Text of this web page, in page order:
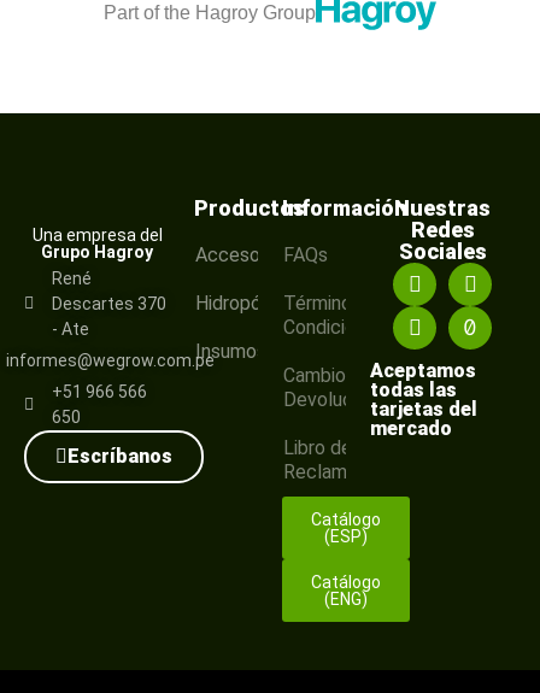
Part of the Hagroy Group
Una empresa del
Grupo Hagroy
René
Descartes 370
- Ate
informes@wegrow.com.pe
+51 966 566
650
Escríbanos
Productos
Accesorios
Hidropónico
Insumos
Información
FAQs
Términos y
Condiciones
Cambios y
Devoluciones
Libro de
Reclamaciones
Catálogo
(ESP)
Catálogo
(ENG)
Nuestras
Redes
Sociales
Aceptamos
todas las
tarjetas del
mercado